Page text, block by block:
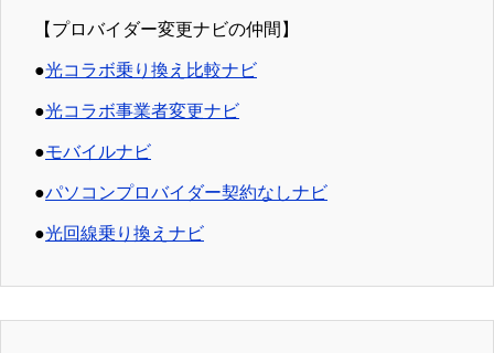
【プロバイダー変更ナビの仲間】
●光コラボ乗り換え比較ナビ
●光コラボ事業者変更ナビ
●モバイルナビ
●パソコンプロバイダー契約なしナビ
●光回線乗り換えナビ